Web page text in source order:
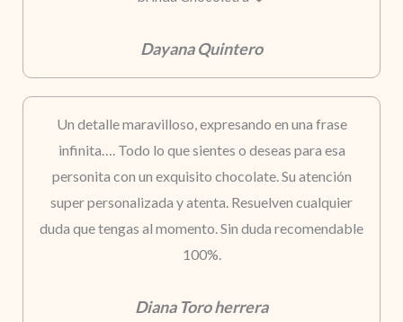
Dayana Quintero
Un detalle maravilloso, expresando en una frase
infinita…. Todo lo que sientes o deseas para esa
personita con un exquisito chocolate. Su atención
super personalizada y atenta. Resuelven cualquier
duda que tengas al momento. Sin duda recomendable
100%.
Diana Toro herrera